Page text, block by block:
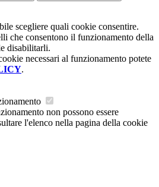
scegliere quali cookie consentire.
che consentono il funzionamento della
disabilitarli.
necessari al funzionamento potete
.
non possono essere
l'elenco nella pagina della cookie